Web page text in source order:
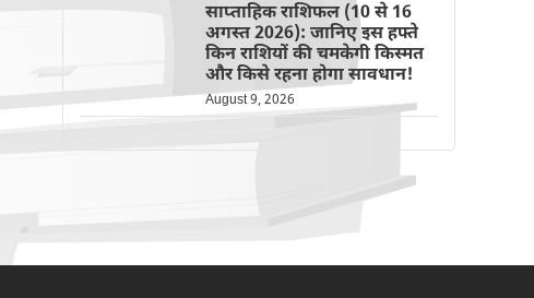
साप्ताहिक राशिफल (10 से 16
अगस्त 2026): जानिए इस हफ्ते
किन राशियों की चमकेगी किस्मत
और किसे रहना होगा सावधान!
August 9, 2026